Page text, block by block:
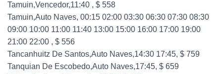
Tamuin,Vencedor,11:40 , $ 558
Tamuin,Auto Naves, 00:15 02:00 03:30 06:30 07:30 08:30
09:00 10:00 11:00 11:40 13:00 15:00 16:00 17:00 19:00
21:00 22:00 , $ 556
Tancanhuitz De Santos,Auto Naves,14:30 17:45, $ 759
Tanquian De Escobedo,Auto Naves,17:45, $ 659